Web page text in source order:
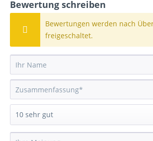
Bewertung schreiben
Bewertungen werden nach
freigeschaltet.